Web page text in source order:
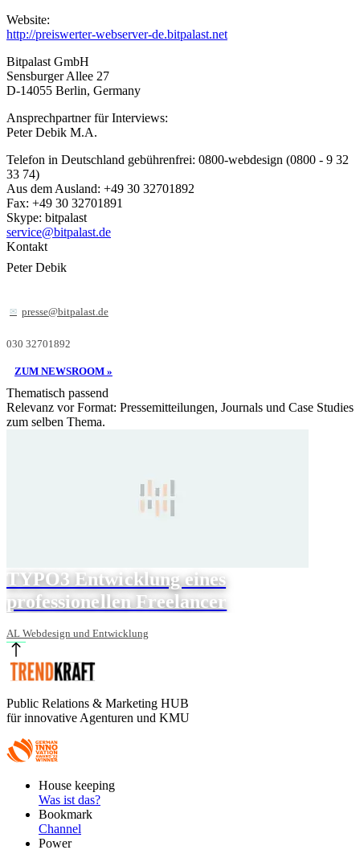
Website:
http://preiswerter-webserver-de.bitpalast.net
Bitpalast GmbH
Sensburger Allee 27
D-14055 Berlin, Germany
Ansprechpartner für Interviews:
Peter Debik M.A.
Telefon in Deutschland gebührenfrei: 0800-webdesign (0800 - 9 32
33 74)
Aus dem Ausland: +49 30 32701892
Fax: +49 30 32701891
Skype: bitpalast
service@bitpalast.de
Kontakt
Peter Debik
presse@bitpalast.de
030 32701892
ZUM NEWSROOM »
Thematisch passend
Relevanz vor Format: Pressemitteilungen, Journals und Case Studies
zum selben Thema.
TYPO3 Entwicklung eines
professionellen Freelancer
AL Webdesign und Entwicklung
Public Relations & Marketing HUB
für innovative Agenturen und KMU
FooterHouse keeping
Was ist das?
Bookmark
Channel
Power